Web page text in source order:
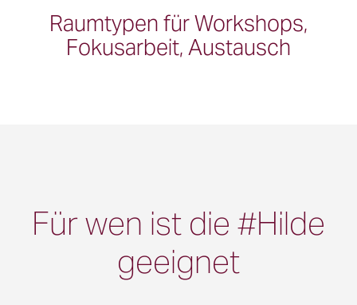
Raumtypen für Workshops,
Fokusarbeit, Austausch
Für wen ist die #Hilde
geeignet